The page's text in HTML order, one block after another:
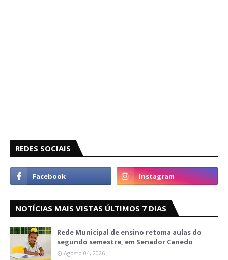
REDES SOCIAIS
NOTÍCIAS MAIS VISTAS ÚLTIMOS 7 DIAS
Rede Municipal de ensino retoma aulas do
segundo semestre, em Senador Canedo
Agosto 04, 2026